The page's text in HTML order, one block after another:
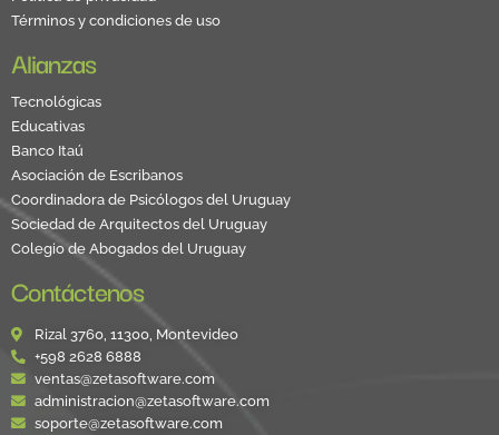
Términos y condiciones de uso
Alianzas
Tecnológicas
Educativas
Banco Itaú
Asociación de Escribanos
Coordinadora de Psicólogos del Uruguay
Sociedad de Arquitectos del Uruguay
Colegio de Abogados del Uruguay
Contáctenos
Rizal 3760, 11300, Montevideo
+598 2628 6888
ventas@zetasoftware.com
administracion@zetasoftware.com
soporte@zetasoftware.com